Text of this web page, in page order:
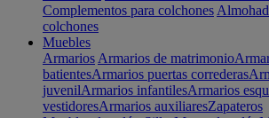
Complementos para colchones
colchones
Muebles
Armarios Armarios de matrimonio
batientesArmarios puertas correderas
juvenilArmarios infantilesArmarios
vestidoresArmarios auxiliaresZapateros